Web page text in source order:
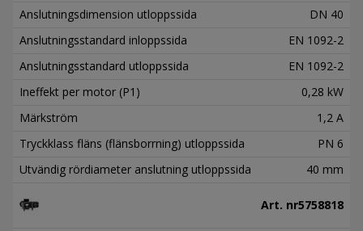
Anslutningsdimension utloppssida
DN 40
Anslutningsstandard inloppssida
EN 1092-2
Anslutningsstandard utloppssida
EN 1092-2
Ineffekt per motor (P1)
0,28 kW
Märkström
1,2 A
Tryckklass fläns (flänsborrning) utloppssida
PN 6
Utvändig rördiameter anslutning utloppssida
40 mm
Art. nr5758818